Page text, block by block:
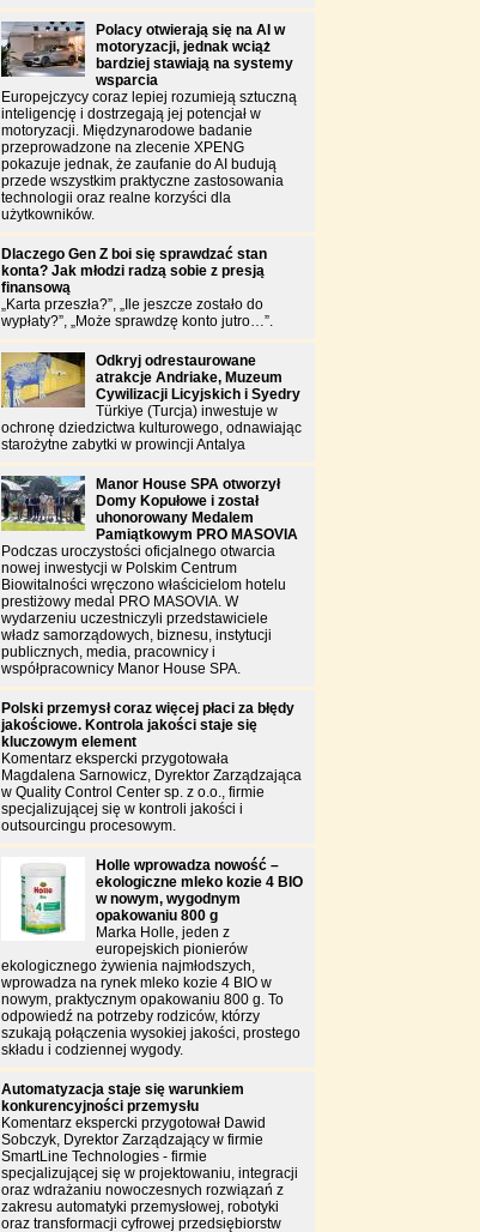
Polacy otwierają się na AI w
motoryzacji, jednak wciąż
bardziej stawiają na systemy
wsparcia
Europejczycy coraz lepiej rozumieją sztuczną
inteligencję i dostrzegają jej potencjał w
motoryzacji. Międzynarodowe badanie
przeprowadzone na zlecenie XPENG
pokazuje jednak, że zaufanie do AI budują
przede wszystkim praktyczne zastosowania
technologii oraz realne korzyści dla
użytkowników.
Dlaczego Gen Z boi się sprawdzać stan
konta? Jak młodzi radzą sobie z presją
finansową
„Karta przeszła?”, „Ile jeszcze zostało do
wypłaty?”, „Może sprawdzę konto jutro…”.
Odkryj odrestaurowane
atrakcje Andriake, Muzeum
Cywilizacji Licyjskich i Syedry
Türkiye (Turcja) inwestuje w
ochronę dziedzictwa kulturowego, odnawiając
starożytne zabytki w prowincji Antalya
Manor House SPA otworzył
Domy Kopułowe i został
uhonorowany Medalem
Pamiątkowym PRO MASOVIA
Podczas uroczystości oficjalnego otwarcia
nowej inwestycji w Polskim Centrum
Biowitalności wręczono właścicielom hotelu
prestiżowy medal PRO MASOVIA. W
wydarzeniu uczestniczyli przedstawiciele
władz samorządowych, biznesu, instytucji
publicznych, media, pracownicy i
współpracownicy Manor House SPA.
Polski przemysł coraz więcej płaci za błędy
jakościowe. Kontrola jakości staje się
kluczowym element
Komentarz ekspercki przygotowała
Magdalena Sarnowicz, Dyrektor Zarządzająca
w Quality Control Center sp. z o.o., firmie
specjalizującej się w kontroli jakości i
outsourcingu procesowym.
Holle wprowadza nowość –
ekologiczne mleko kozie 4 BIO
w nowym, wygodnym
opakowaniu 800 g
Marka Holle, jeden z
europejskich pionierów
ekologicznego żywienia najmłodszych,
wprowadza na rynek mleko kozie 4 BIO w
nowym, praktycznym opakowaniu 800 g. To
odpowiedź na potrzeby rodziców, którzy
szukają połączenia wysokiej jakości, prostego
składu i codziennej wygody.
Automatyzacja staje się warunkiem
konkurencyjności przemysłu
Komentarz ekspercki przygotował Dawid
Sobczyk, Dyrektor Zarządzający w firmie
SmartLine Technologies - firmie
specjalizującej się w projektowaniu, integracji
oraz wdrażaniu nowoczesnych rozwiązań z
zakresu automatyki przemysłowej, robotyki
oraz transformacji cyfrowej przedsiębiorstw